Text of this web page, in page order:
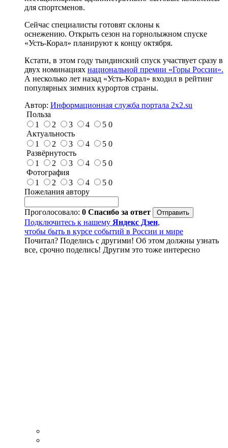
для спортсменов.
Сейчас специалисты готовят склоны к
оснежению. Открыть сезон на горнолыжном спуске
«Усть-Корал» планируют к концу октября.
Кстати, в этом году тындинский спуск участвует сразу в
двух номинациях национальной премии «Горы России».
А несколько лет назад «Усть-Корал» входил в рейтинг
популярных зимних курортов страны.
Автор: Информационная служба портала 2x2.su
Польза
1
2 3 4 5 0
Актуальность
1
2 3 4 5 0
Развёрнутость
1
2 3 4 5 0
Фотография
1
2 3 4 5 0
Пожелания автору
Проголосовало: 0 Спасибо за ответ
Подключитесь к нашему Яндекс Дзен,
чтобы быть в курсе событий в России и мире
Почитал? Поделись с другими! Об этом должны узнать
все, срочно поделись! Другим это тоже интересно